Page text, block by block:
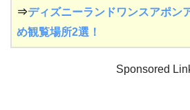
⇒ディズニーランドワンスアポン
め観覧場所2選！
Sponsored